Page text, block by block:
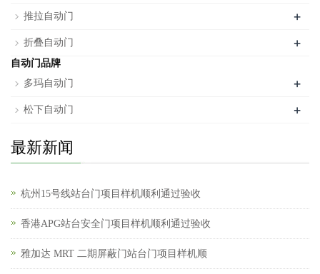
推拉自动门 +
折叠自动门 +
自动门品牌
多玛自动门
+
松下自动门 +
最新新闻
杭州15号线站台门项目样机顺利通过验收
香港APG站台安全门项目样机顺利通过验收
雅加达 MRT 二期屏蔽门站台门项目样机顺